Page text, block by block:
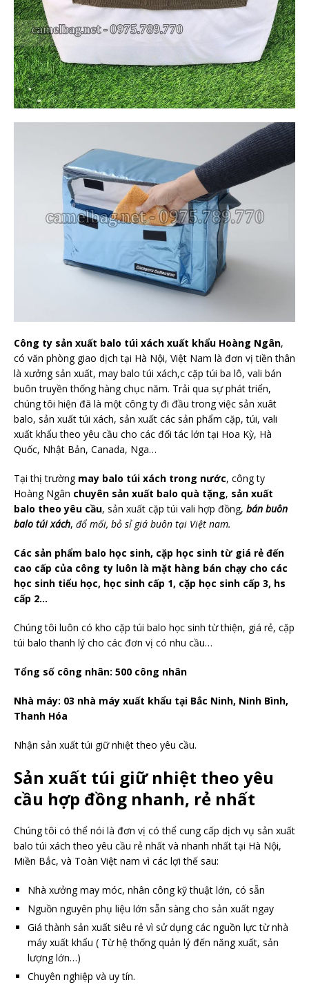
Công ty sản xuất balo túi xách xuất khẩu Hoàng Ngân,
có văn phòng giao dịch tại Hà Nội, Việt Nam là đơn vị tiền thân
là xưởng sản xuất, may balo túi xách,c cặp túi ba lô, vali bán
buôn truyền thống hàng chục năm. Trải qua sự phát triển,
chúng tôi hiện đã là một công ty đi đầu trong việc sản xuât
balo, sản xuất túi xách, sản xuất các sản phẩm cặp, túi, vali
xuất khẩu theo yêu cầu cho các đối tác lớn tại Hoa Kỳ, Hà
Quốc, Nhật Bản, Canada, Nga…
Tại thị trường may balo túi xách trong nước, công ty
Hoàng Ngân chuyên sản xuất balo quà tặng, sản xuất
balo theo yêu cầu, sản xuất cặp túi vali hợp đồng, bán buôn
balo túi xách, đổ mối, bỏ sỉ giá buôn tại Việt nam.
Các sản phẩm balo học sinh, cặp học sinh từ giá rẻ đến
cao cấp của công ty luôn là mặt hàng bán chạy cho các
học sinh tiểu học, học sinh cấp 1, cặp học sinh cấp 3, hs
cấp 2…
Chúng tôi luôn có kho cặp túi balo học sinh từ thiện, giá rẻ, cặp
túi balo thanh lý cho các đơn vị có nhu cầu…
Tổng số công nhân: 500 công nhân
Nhà máy: 03 nhà máy xuất khẩu tại Bắc Ninh, Ninh Bình,
Thanh Hóa
Nhận sản xuất túi giữ nhiệt theo yêu cầu.
Sản xuất túi giữ nhiệt theo yêu
cầu hợp đồng nhanh, rẻ nhất
Chúng tôi có thể nói là đơn vị có thể cung cấp dịch vụ sản xuất
balo túi xách theo yêu cầu rẻ nhất và nhanh nhất tại Hà Nội,
Miền Bắc, và Toàn Việt nam vì các lợi thế sau:
Nhà xưởng may móc, nhân công kỹ thuật lớn, có sẵn
Nguồn nguyên phụ liệu lớn sẵn sàng cho sản xuất ngay
Giá thành sản xuất siêu rẻ vì sử dụng các nguồn lực từ nhà
máy xuất khẩu ( Từ hệ thống quản lý đến năng xuất, sản
lượng lớn…)
Chuyên nghiệp và uy tín.